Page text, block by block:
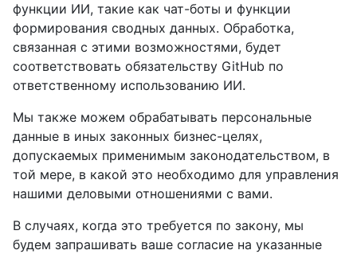
функции ИИ, такие как чат-боты и функции
формирования сводных данных. Обработка,
связанная с этими возможностями, будет
соответствовать обязательству GitHub по
ответственному использованию ИИ.
Мы также можем обрабатывать персональные
данные в иных законных бизнес-целях,
допускаемых применимым законодательством, в
той мере, в какой это необходимо для управления
нашими деловыми отношениями с вами.
В случаях, когда это требуется по закону, мы
будем запрашивать ваше согласие на указанные